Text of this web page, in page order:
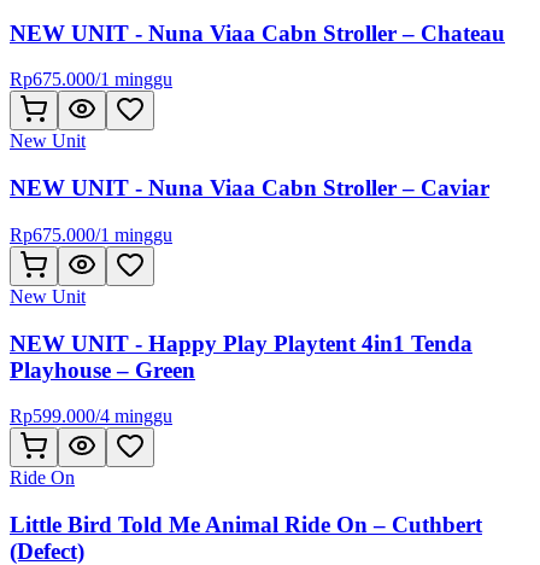
NEW UNIT - Nuna Viaa Cabn Stroller – Chateau
Rp675.000/1 minggu
New Unit
NEW UNIT - Nuna Viaa Cabn Stroller – Caviar
Rp675.000/1 minggu
New Unit
NEW UNIT - Happy Play Playtent 4in1 Tenda
Playhouse – Green
Rp599.000/4 minggu
Ride On
Little Bird Told Me Animal Ride On – Cuthbert
(Defect)